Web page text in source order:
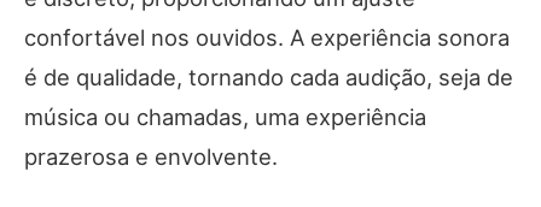
confortável nos ouvidos. A experiência sonora
é de qualidade, tornando cada audição, seja de
música ou chamadas, uma experiência
prazerosa e envolvente.